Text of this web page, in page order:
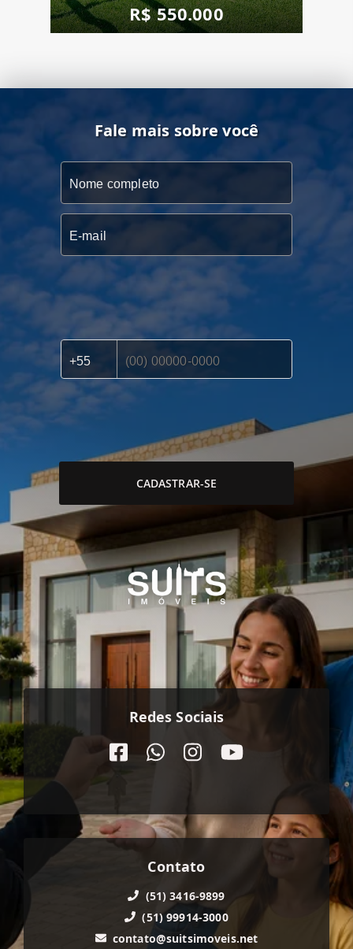
R$ 550.000
Fale mais sobre você
CADASTRAR-SE
Redes Sociais
Contato
(51) 3416-9899
(51) 99914-3000
contato@suitsimoveis.net